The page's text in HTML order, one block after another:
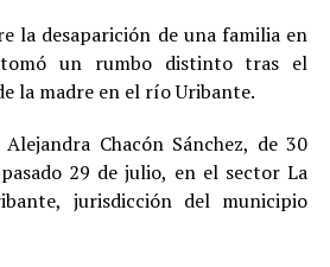
la desaparición de una familia en
un rumbo distinto tras el
la madre en el río Uribante.
Chacón Sánchez, de 30
29 de julio, en el sector La
jurisdicción del municipio